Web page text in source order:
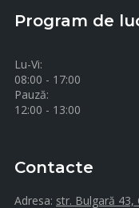
Program de
Lu-Vi:
08:00 - 17:00
Pauză:
12:00 - 13:00
Contacte
Adresa: str. Bulgară 43,